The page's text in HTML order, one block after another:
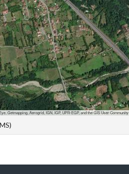
Getmapping, Aerogrid, IGN, IGP, UPR-EGP, and the GIS User Community